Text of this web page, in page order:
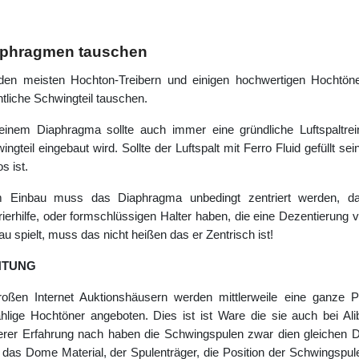
tauschen
meisten Hochton-Treibern und einigen hochwertigen
Schwingteil tauschen.
Diaphragma sollte auch immer eine gründliche
eingebaut wird. Sollte der Luftspalt mit Ferro Fluid gefüllt
ist.
Einbau muss das Diaphragma unbedingt zentriert werden,
oder formschlüssigen Halter haben, die eine Dezentierung
spielt, muss das nicht heißen das er Zentrisch ist!
Internet Auktionshäusern werden mittlerweile eine ganze
Hochtöner angeboten. Dies ist ist Ware die sie auch bei
Erfahrung nach haben die Schwingspulen zwar dien gleichen
Dome Material, der Spulenträger, die Position der